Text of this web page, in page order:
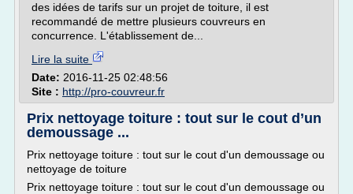
des idées de tarifs sur un projet de toiture, il est
recommandé de mettre plusieurs couvreurs en
concurrence. L'établissement de...
Lire la suite
Date: 2016-11-25 02:48:56
Site : http://pro-couvreur.fr
Prix nettoyage toiture : tout sur le cout d’un
demoussage ...
Prix nettoyage toiture : tout sur le cout d'un demoussage ou
nettoyage de toiture
Prix nettoyage toiture : tout sur le cout d'un demoussage ou